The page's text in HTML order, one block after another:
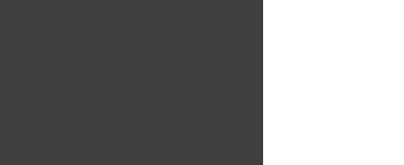
Faktisk var
diverse
Læs også: Er